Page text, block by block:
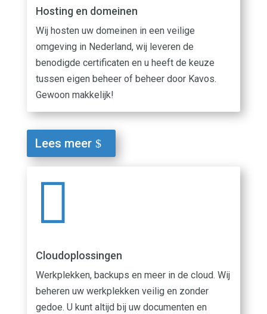
Hosting en domeinen
Wij hosten uw domeinen in een veilige
omgeving in Nederland, wij leveren de
benodigde certificaten en u heeft de keuze
tussen eigen beheer of beheer door Kavos.
Gewoon makkelijk!
Lees meer

Cloudoplossingen
Werkplekken, backups en meer in de cloud. Wij
beheren uw werkplekken veilig en zonder
gedoe. U kunt altijd bij uw documenten en